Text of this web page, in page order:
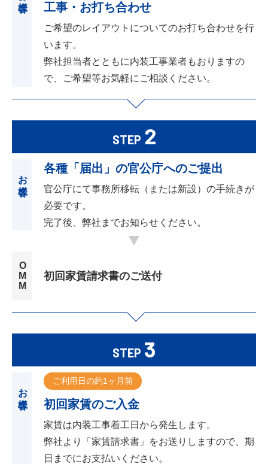
工事・お打ち合わせ
ご希望のレイアウトについてのお打ち合わせを行
います。
弊社担当者とともに内装工事業者もおりますの
で、ご希望等お気軽にご相談ください。
STEP 2
お客様 各種「届出」の官公庁へのご提出
官公庁にて事務所移転（または新設）の手続きが
必要です。
完了後、弊社までお知らせください。
OMM 初回家賃請求書のご送付
STEP 3
お客様
ご利用日の約1ヶ月前
初回家賃のご入金
家賃は内装工事着工日から発生します。
弊社より「家賃請求書」をお送りしますので、期
日までにお支払いください。